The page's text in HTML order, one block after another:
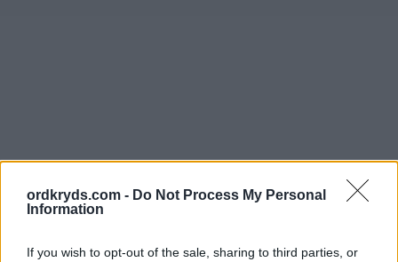
ordkryds.com - Do Not Process My Personal
Information
If you wish to opt-out of the sale, sharing to third parties, or